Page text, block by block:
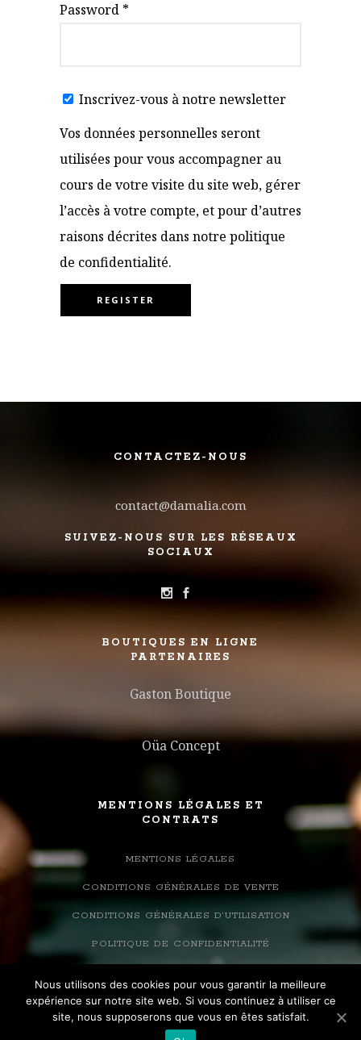
Password *
Inscrivez-vous à notre newsletter
Vos données personnelles seront
utilisées pour vous accompagner au
cours de votre visite du site web, gérer
l’accès à votre compte, et pour d’autres
raisons décrites dans notre politique
de confidentialité.
CONTACTEZ-NOUS
contact@damalia.com
SUIVEZ-NOUS SUR LES RÉSEAUX
SOCIAUX
BOUTIQUES EN LIGNE
PARTENAIRES
Gaston Boutique
Oüa Concept
MENTIONS LÉGALES ET
CONTRATS
MENTIONS LÉGALES
CONDITIONS GÉNÉRALES DE VENTE
CONDITIONS GÉNÉRALES D’UTILISATION
POLITIQUE DE CONFIDENTIALITÉ
Nous utilisons des cookies pour vous garantir la meilleure
expérience sur notre site web. Si vous continuez à utiliser ce
site, nous supposerons que vous en êtes satisfait.